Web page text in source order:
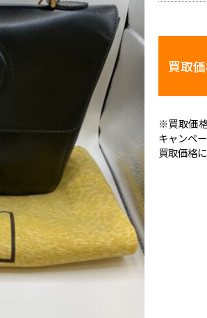
買取価
※買取価
キャンペ
買取価格